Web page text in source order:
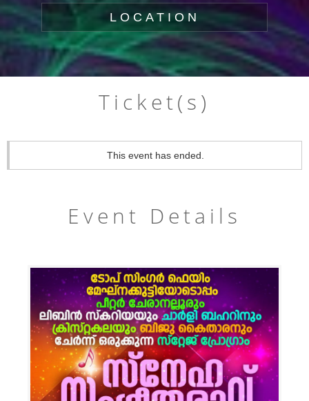
LOCATION
Ticket(s)
This event has ended.
Event Details